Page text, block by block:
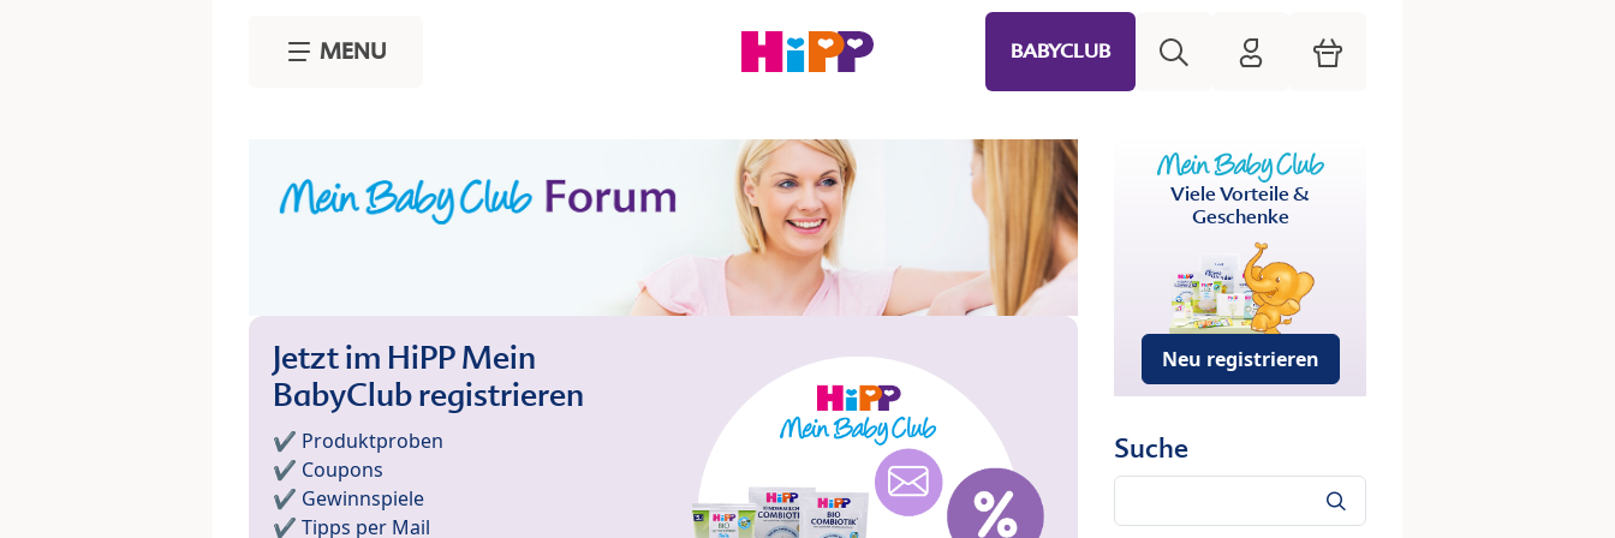
MENU BABYCLUB HiPP Mein Babyclub
Warenkorb
Jetzt im HiPP Mein
BabyClub registrieren
✔️ Produktproben
✔️ Coupons
✔️ Gewinnspiele
✔️ Tipps per Mail
Viele Vorteile &
Geschenke
Neu registrieren
Suche